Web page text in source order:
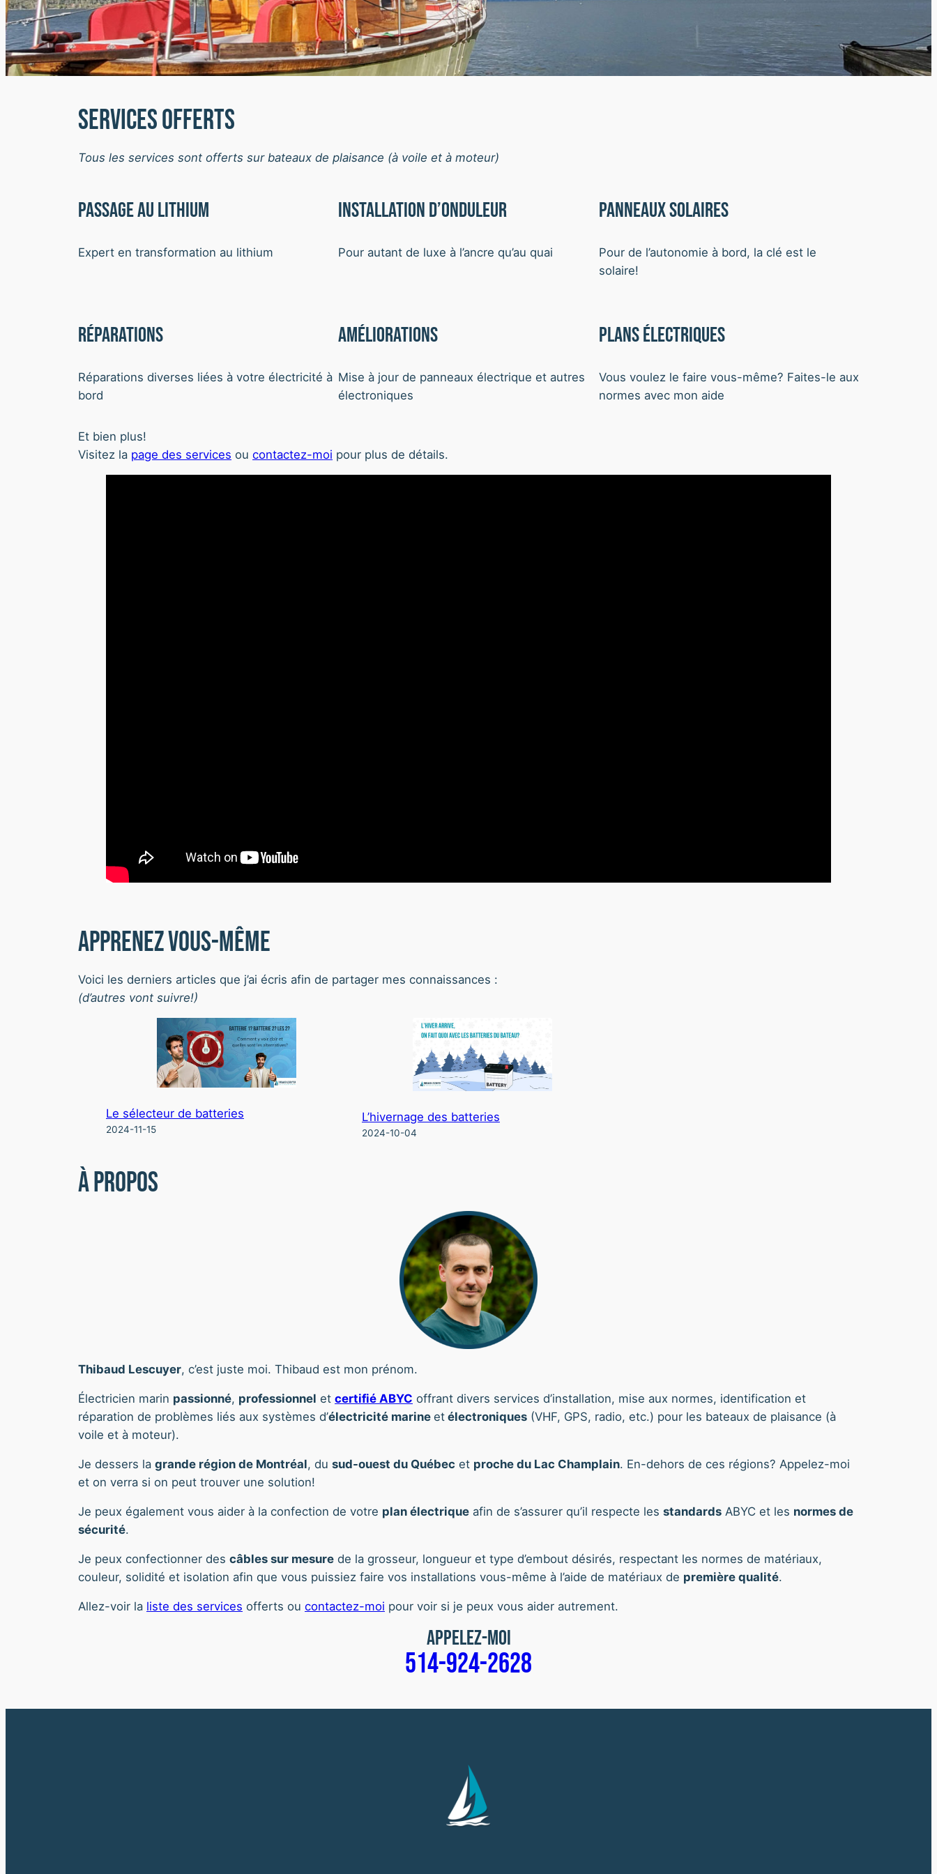
Services offerts
Tous les services sont offerts sur bateaux de plaisance (à voile et à moteur)
Passage au lithium
Expert en transformation au lithium
Installation d’onduleur
Pour autant de luxe à l’ancre qu’au quai
Panneaux solaires
Pour de l’autonomie à bord, la clé est le
solaire!
Réparations
Réparations diverses liées à votre électricité à
bord
Améliorations
Mise à jour de panneaux électrique et autres
électroniques
Plans électriques
Vous voulez le faire vous-même? Faites-le aux
normes avec mon aide
Et bien plus!
Visitez la page des services ou contactez-moi pour plus de détails.
Apprenez vous-même
Voici les derniers articles que j’ai écris afin de partager mes connaissances :
(d’autres vont suivre!)
Le sélecteur de batteries
2024-11-15
L’hivernage des batteries
2024-10-04
À propos
Thibaud Lescuyer, c’est juste moi. Thibaud est mon prénom.
Électricien marin passionné, professionnel et certifié ABYC offrant divers services d’installation, mise aux normes, identification et
réparation de problèmes liés aux systèmes d’électricité marine et électroniques (VHF, GPS, radio, etc.) pour les bateaux de plaisance (à
voile et à moteur).
Je dessers la grande région de Montréal, du sud-ouest du Québec et proche du Lac Champlain. En-dehors de ces régions? Appelez-moi
et on verra si on peut trouver une solution!
Je peux également vous aider à la confection de votre plan électrique afin de s’assurer qu’il respecte les standards ABYC et les normes de
sécurité.
Je peux confectionner des câbles sur mesure de la grosseur, longueur et type d’embout désirés, respectant les normes de matériaux,
couleur, solidité et isolation afin que vous puissiez faire vos installations vous-même à l’aide de matériaux de première qualité.
Allez-voir la liste des services offerts ou contactez-moi pour voir si je peux vous aider autrement.
Appelez-moi
514-924-2628